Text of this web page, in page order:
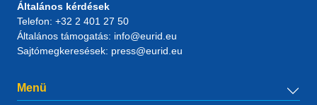
Általános kérdések
Telefon: +32 2 401 27 50
Általános támogatás: info@eurid.eu
Sajtómegkeresések: press@eurid.eu
Menü